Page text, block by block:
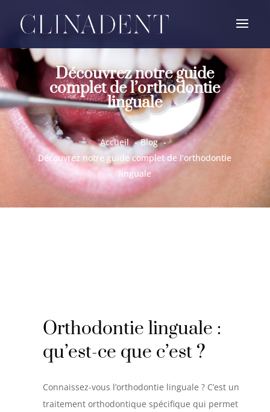
Découvrez notre guide
complet de l’orthodontie
linguale
Accueil
Blog
Découvrez notre guide complet de l’orthodontie
linguale
Orthodontie linguale :
qu’est-ce que c’est ?
Connaissez-vous l’orthodontie linguale ? C’est un
traitement orthodontique spécifique qui permet